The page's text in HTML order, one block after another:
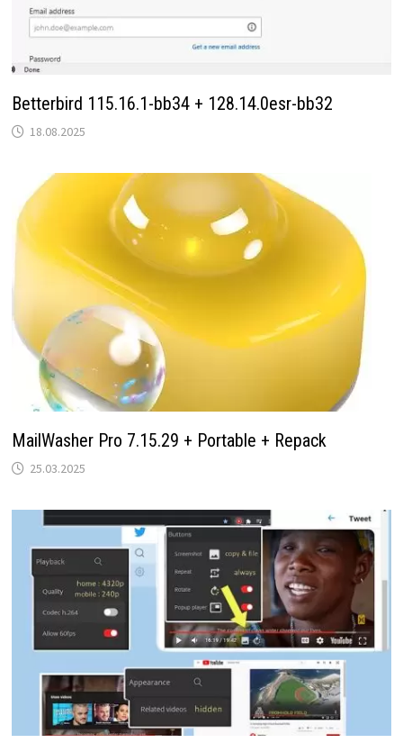
Betterbird 115.16.1-bb34 + 128.14.0esr-bb32
18.08.2025
MailWasher Pro 7.15.29 + Portable + Repack
25.03.2025